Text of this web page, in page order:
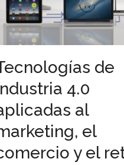
de
4.0
al
el
y el